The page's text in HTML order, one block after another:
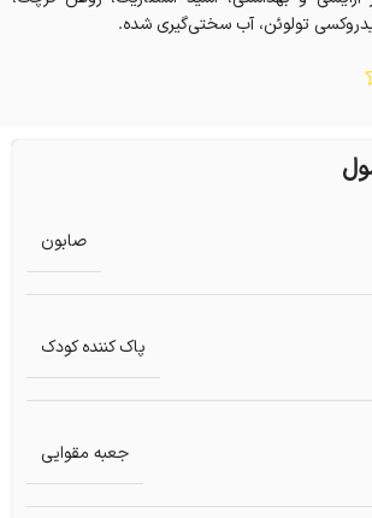
تولوئن، آب سختی‌گیری شده.
صابون
پاک کننده کودک
جعبه مقوایی